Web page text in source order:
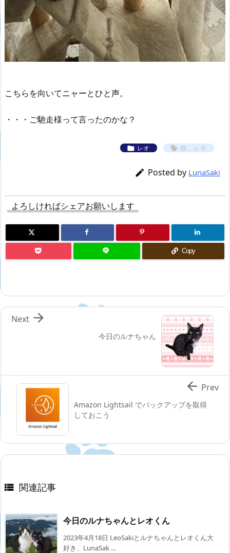
こちらを向いてニャーとひと声。
・・・ご馳走様って言ったのかな？
 レオ  猫 , レオ
 Posted by LunaSaki
よろしければシェアお願いします
Copy
今日のルナちゃん

Next
Amazon Lightsail でバックアップを取得
しておこう
 Prev
 関連記事
今日のルナちゃんとレオくん
2023年4月18日 LeoSakiとルナちゃんとレオくん大
好き、LunaSak ...